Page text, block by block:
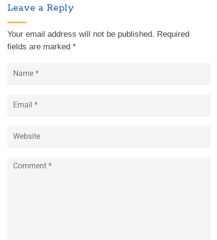
Leave a Reply
Your email address will not be published. Required
fields are marked *